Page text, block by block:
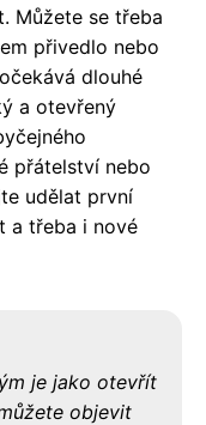
Můžete se třeba
přivedlo nebo
dlouhé
a otevřený
přátelství nebo
udělat první
a třeba i nové
je jako otevřít
objevit